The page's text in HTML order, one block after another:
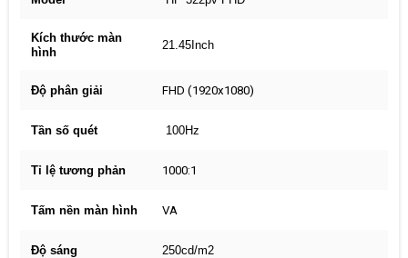
Kích thước màn
hình
21.45Inch
Độ phân giải FHD (1920x1080)
Tần số quét 100Hz
Tỉ lệ tương phản 1000:1
Tấm nền màn hình VA
Độ sáng 250cd/m2